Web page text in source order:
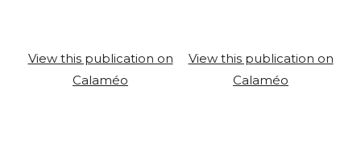
View this publication on
Calaméo
View this publication on
Calaméo